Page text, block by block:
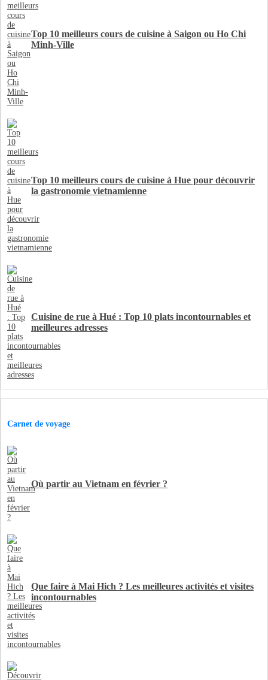
Top 10 meilleurs cours de cuisine à Saigon ou Ho Chi
Minh-Ville
Top 10 meilleurs cours de cuisine à Hue pour découvrir
la gastronomie vietnamienne
Cuisine de rue à Hué : Top 10 plats incontournables et
meilleures adresses
Carnet de voyage
Où partir au Vietnam en février ?
Que faire à Mai Hich ? Les meilleures activités et visites
incontournables